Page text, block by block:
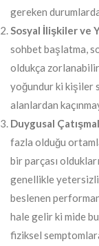
gereken
Sosyal İlişkiler ve
sohbet başlatma,
oldukça
yoğundur ki kişiler
alanlardan
Duygusal
fazla olduğu
bir parçası
genellikle
beslenen
hale gelir ki mide
fiziksel